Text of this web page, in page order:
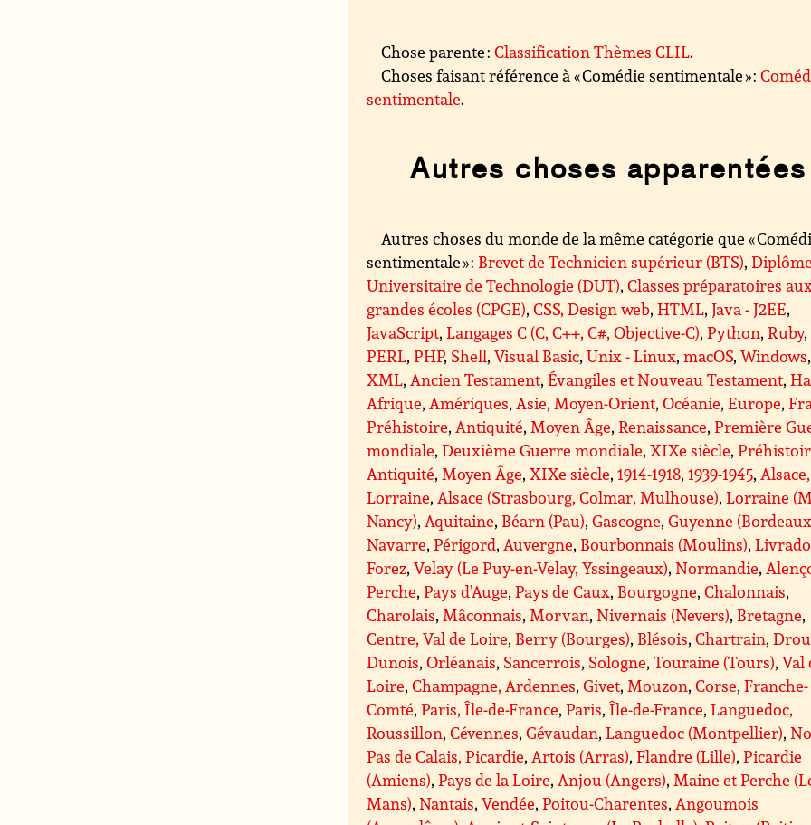
Chose parente :Classification Thèmes CLIL.
Choses faisant référence à « Comédie sentimentale » :
sentimentale.
Autres choses apparentées
Autres choses du monde de la même catégorie que «
sentimentale » : Brevet de Technicien supérieur (BTS),
Universitaire de Technologie (DUT),Classes préparatoires
grandes écoles (CPGE),CSS, Design web,HTML,Java - J2EE,
JavaScript,Langages C (C, C++, C#, Objective-C),Python,Ruby,
PERL,PHP, Shell,Visual Basic,Unix - Linux,macOS,Windows,
XML, Ancien Testament,Évangiles et Nouveau Testament,
Afrique, Amériques, Asie, Moyen-Orient,Océanie,Europe,
Préhistoire, Antiquité, Moyen Âge,Renaissance,Première
mondiale,Deuxième Guerre mondiale,XIXe siècle,
Antiquité, Moyen Âge,XIXe siècle,1914-1918,1939-1945, Alsace,
Lorraine, Alsace (Strasbourg, Colmar, Mulhouse),Lorraine
Nancy), Aquitaine, Béarn (Pau),Gascogne,Guyenne
Navarre,Périgord, Auvergne, Bourbonnais (Moulins),
Forez,Velay (Le Puy-en-Velay, Yssingeaux),Normandie,
Perche,Pays d’Auge,Pays de Caux, Bourgogne,Chalonnais,
Charolais, Mâconnais, Morvan,Nivernais (Nevers), Bretagne,
Centre, Val de Loire, Berry (Bourges), Blésois,Chartrain,
Dunois,Orléanais, Sancerrois, Sologne,Touraine (Tours),Val
Loire,Champagne, Ardennes,Givet, Mouzon,Corse,Franche-
Comté,Paris, Île-de-France,Paris,Île-de-France,Languedoc,
Roussillon,Cévennes,Gévaudan,Languedoc (Montpellier),
Pas de Calais, Picardie, Artois (Arras),Flandre (Lille),Picardie
(Amiens),Pays de la Loire, Anjou (Angers), Maine et Perche
Mans),Nantais,Vendée,Poitou-Charentes, Angoumois